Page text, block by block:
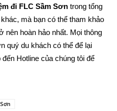
đi FLC Sầm Sơn trong tổng
mà bạn có thể tham khảo
nên hoàn hảo nhất. Mọi thông
quý du khách có thể để lại
Hotline của chúng tôi để